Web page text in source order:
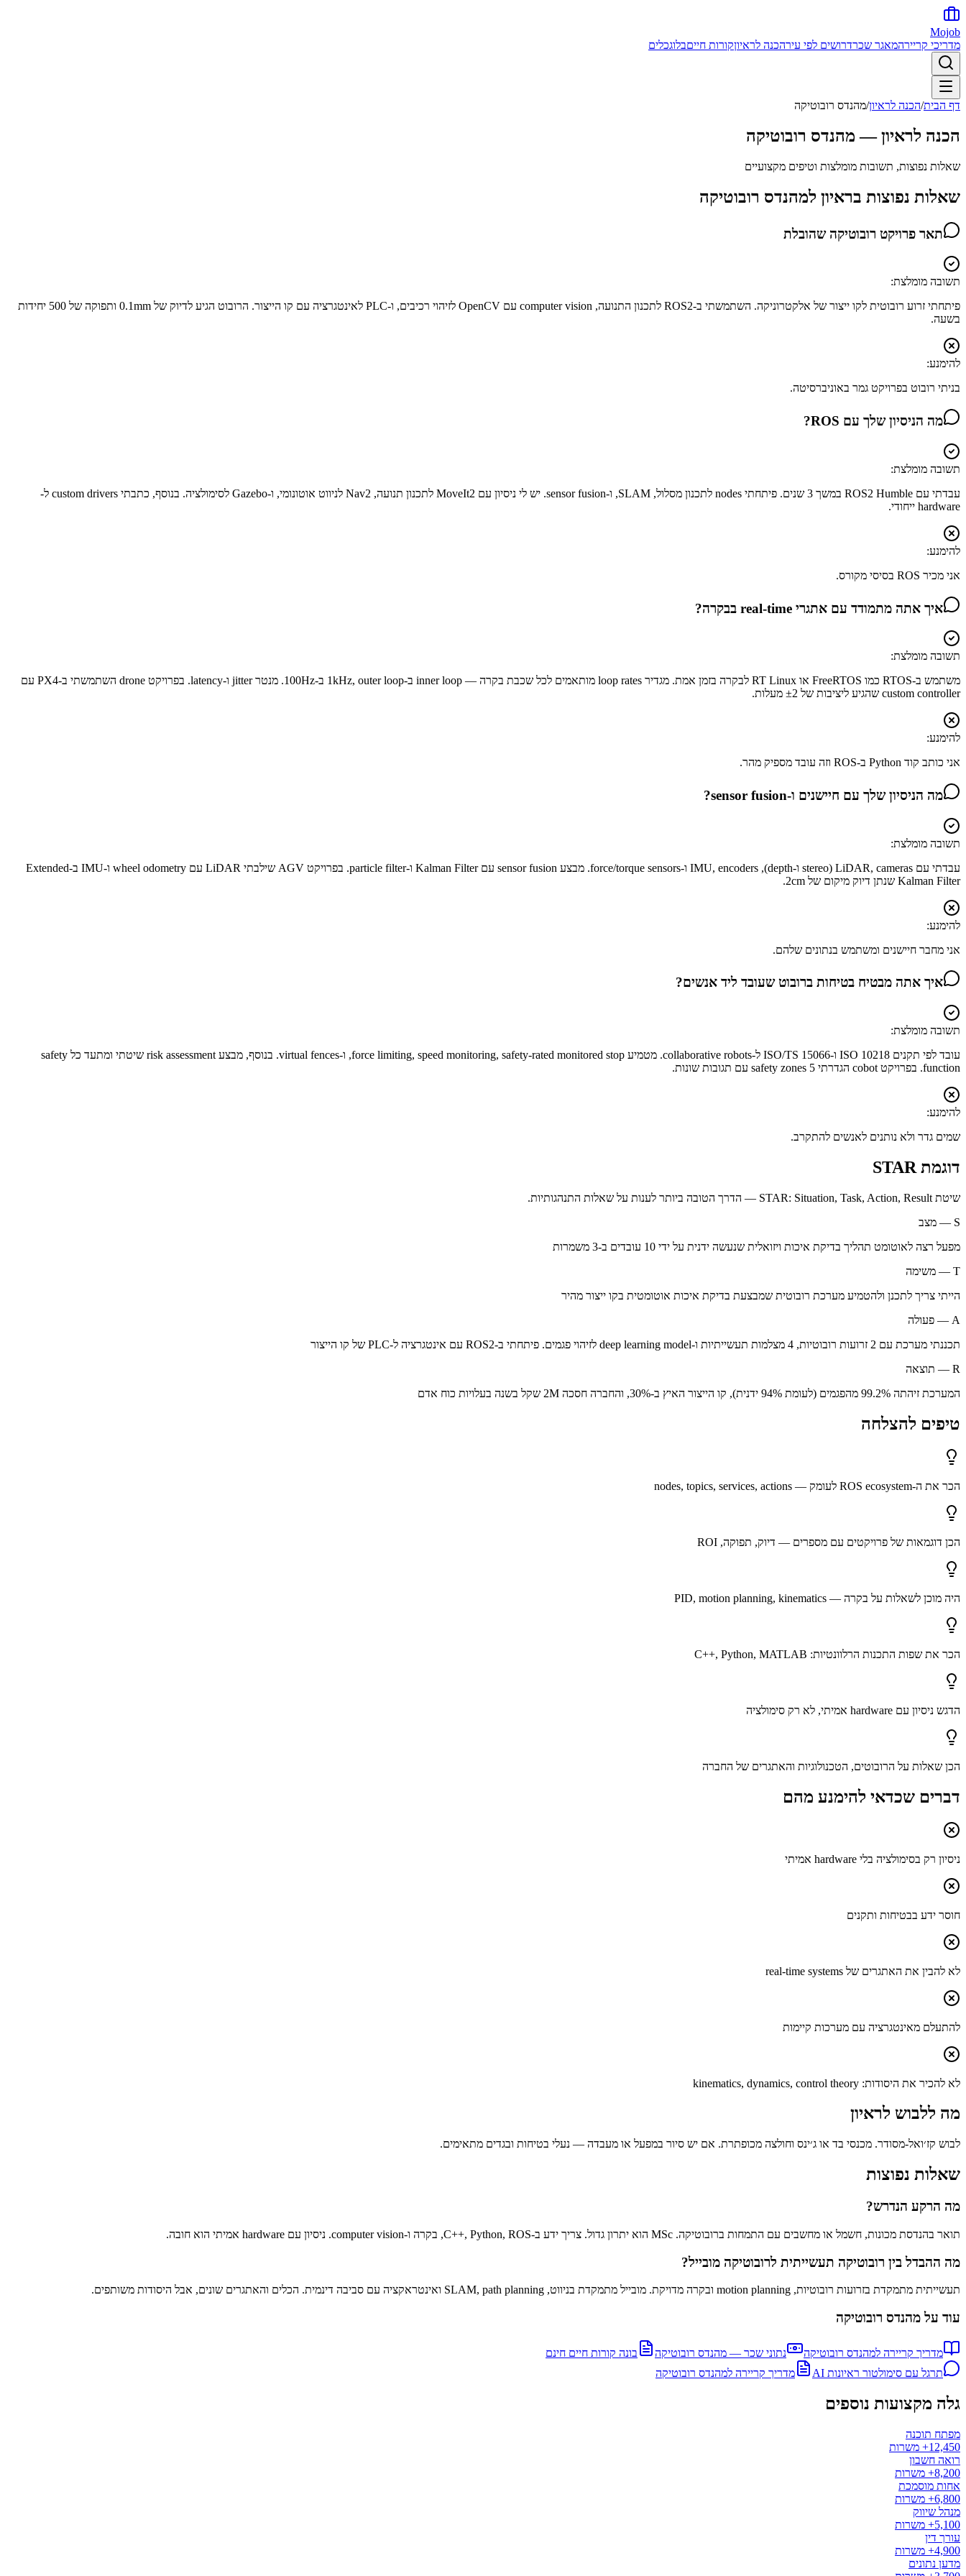
Mojob
מדריכי קריירהמאגר שכרדרושים לפי עירהכנה לראיוןקורות חייםבלוגכלים
דף הבית/הכנה לראיון/מהנדס רובוטיקה
הכנה לראיון — מהנדס רובוטיקה
שאלות נפוצות, תשובות מומלצות וטיפים מקצועיים
שאלות נפוצות בראיון למהנדס רובוטיקה
תאר פרויקט רובוטיקה שהובלת
תשובה מומלצת:
פיתחתי זרוע רובוטית לקו ייצור של אלקטרוניקה. השתמשתי ב-ROS2 לתכנון התנועה, computer vision עם OpenCV לזיהוי רכיבים, ו-PLC לאינטגרציה עם קו הייצור. הרובוט הגיע לדיוק של 0.1mm ותפוקה של 500 יחידות
בשעה.
להימנע:
בניתי רובוט בפרויקט גמר באוניברסיטה.
מה הניסיון שלך עם ROS?
תשובה מומלצת:
עבדתי עם ROS2 Humble במשך 3 שנים. פיתחתי nodes לתכנון מסלול, SLAM, ו-sensor fusion. יש לי ניסיון עם MoveIt2 לתכנון תנועה, Nav2 לניווט אוטונומי, ו-Gazebo לסימולציה. בנוסף, כתבתי custom drivers ל-
hardware ייחודי.
להימנע:
אני מכיר ROS בסיסי מקורס.
איך אתה מתמודד עם אתגרי real-time בבקרה?
תשובה מומלצת:
משתמש ב-RTOS כמו FreeRTOS או RT Linux לבקרה בזמן אמת. מגדיר loop rates מותאמים לכל שכבת בקרה — inner loop ב-1kHz, outer loop ב-100Hz. מנטר jitter ו-latency. בפרויקט drone השתמשתי ב-PX4 עם
custom controller שהגיע ליציבות של ±2 מעלות.
להימנע:
אני כותב קוד Python ב-ROS וזה עובד מספיק מהר.
מה הניסיון שלך עם חיישנים ו-sensor fusion?
תשובה מומלצת:
עבדתי עם LiDAR, cameras (stereo ו-depth), IMU, encoders ו-force/torque sensors. מבצע sensor fusion עם Kalman Filter ו-particle filter. בפרויקט AGV שילבתי LiDAR עם wheel odometry ו-IMU ב-Extended
Kalman Filter שנתן דיוק מיקום של 2cm.
להימנע:
אני מחבר חיישנים ומשתמש בנתונים שלהם.
איך אתה מבטיח בטיחות ברובוט שעובד ליד אנשים?
תשובה מומלצת:
עובד לפי תקנים ISO 10218 ו-ISO/TS 15066 ל-collaborative robots. מטמיע force limiting, speed monitoring, safety-rated monitored stop, ו-virtual fences. בנוסף, מבצע risk assessment שיטתי ומתעד כל safety
function. בפרויקט cobot הגדרתי 5 safety zones עם תגובות שונות.
להימנע:
שמים גדר ולא נותנים לאנשים להתקרב.
דוגמת STAR
שיטת STAR: Situation, Task, Action, Result — הדרך הטובה ביותר לענות על שאלות התנהגותיות.
S — מצב
מפעל רצה לאוטומט תהליך בדיקת איכות ויזואלית שנעשה ידנית על ידי 10 עובדים ב-3 משמרות
T — משימה
הייתי צריך לתכנן ולהטמיע מערכת רובוטית שמבצעת בדיקת איכות אוטומטית בקו ייצור מהיר
A — פעולה
תכננתי מערכת עם 2 זרועות רובוטיות, 4 מצלמות תעשייתיות ו-deep learning model לזיהוי פגמים. פיתחתי ב-ROS2 עם אינטגרציה ל-PLC של קו הייצור
R — תוצאה
המערכת זיהתה 99.2% מהפגמים (לעומת 94% ידנית), קו הייצור האיץ ב-30%, והחברה חסכה 2M שקל בשנה בעלויות כוח אדם
טיפים להצלחה
הכר את ה-ROS ecosystem לעומק — nodes, topics, services, actions
הכן דוגמאות של פרויקטים עם מספרים — דיוק, תפוקה, ROI
היה מוכן לשאלות על בקרה — PID, motion planning, kinematics
הכר את שפות התכנות הרלוונטיות: C++, Python, MATLAB
הדגש ניסיון עם hardware אמיתי, לא רק סימולציה
הכן שאלות על הרובוטים, הטכנולוגיות והאתגרים של החברה
דברים שכדאי להימנע מהם
ניסיון רק בסימולציה בלי hardware אמיתי
חוסר ידע בבטיחות ותקנים
לא להבין את האתגרים של real-time systems
להתעלם מאינטגרציה עם מערכות קיימות
לא להכיר את היסודות: kinematics, dynamics, control theory
מה ללבוש לראיון
לבוש קז׳ואל-מסודר. מכנסי בד או ג׳ינס וחולצה מכופתרת. אם יש סיור במפעל או מעבדה — נעלי בטיחות ובגדים מתאימים.
שאלות נפוצות
מה הרקע הנדרש?
תואר בהנדסת מכונות, חשמל או מחשבים עם התמחות ברובוטיקה. MSc הוא יתרון גדול. צריך ידע ב-C++, Python, ROS, בקרה ו-computer vision. ניסיון עם hardware אמיתי הוא חובה.
מה ההבדל בין רובוטיקה תעשייתית לרובוטיקה מובייל?
תעשייתית מתמקדת בזרועות רובוטיות, motion planning ובקרה מדויקת. מובייל מתמקדת בניווט, SLAM, path planning ואינטראקציה עם סביבה דינמית. הכלים והאתגרים שונים, אבל היסודות משותפים.
עוד על מהנדס רובוטיקה
מדריך קריירה למהנדס רובוטיקה נתוני שכר — מהנדס רובוטיקה
בונה קורות חיים חינם
תרגל עם סימולטור ראיונות AI
מדריך קריירה למהנדס רובוטיקה
גלה מקצועות נוספים
מפתח תוכנה
12,450+
משרות
רואה חשבון
8,200+
משרות
אחות מוסמכת
6,800+
משרות
מנהל שיווק
5,100+
משרות
עורך דין
4,900+
משרות
מדען נתונים